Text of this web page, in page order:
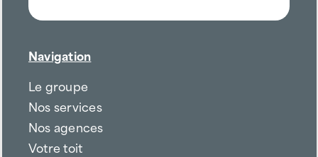
Navigation
Le groupe
Nos services
Nos agences
Votre toit